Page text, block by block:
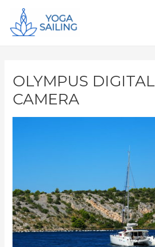
OLYMPUS DIGITAL
CAMERA